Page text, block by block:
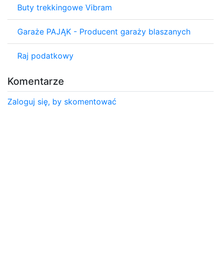
Buty trekkingowe Vibram
Garaże PAJĄK - Producent garaży blaszanych
Raj podatkowy
Komentarze
Zaloguj się, by skomentować